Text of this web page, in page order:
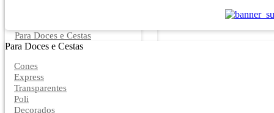
Para Doces e Cestas
Para Doces e Cestas
Cones
Express
Transparentes
Poli
Decorados